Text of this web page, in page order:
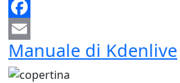
Mastodon
Facebook
Email
Manuale di Kdenlive